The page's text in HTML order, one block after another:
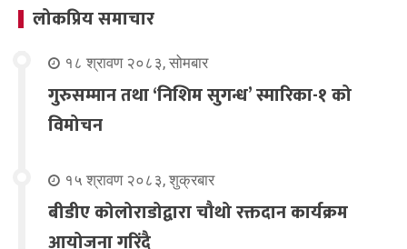
लोकप्रिय समाचार
१८ श्रावण २०८३, सोमबार
गुरुसम्मान तथा ‘निशिम सुगन्ध’ स्मारिका-१ को
विमोचन
१५ श्रावण २०८३, शुक्रबार
बीडीए कोलोराडोद्वारा चौथो रक्तदान कार्यक्रम
आयोजना गरिंदै